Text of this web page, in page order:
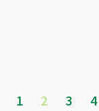
1 2 3 4